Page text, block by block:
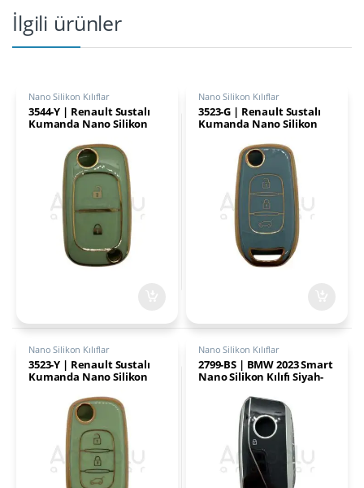
İlgili ürünler
Nano Silikon Kılıflar
3544-Y | Renault Sustalı
Kumanda Nano Silikon
Nano Silikon Kılıflar
3523-G | Renault Sustalı
Kumanda Nano Silikon
Nano Silikon Kılıflar
3523-Y | Renault Sustalı
Kumanda Nano Silikon
Nano Silikon Kılıflar
2799-BS | BMW 2023 Smart
Nano Silikon Kılıfı Siyah-